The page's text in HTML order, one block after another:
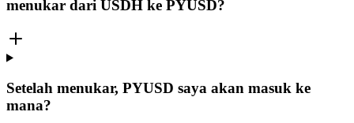
menukar dari USDH ke PYUSD?
Setelah menukar, PYUSD saya akan masuk ke
mana?